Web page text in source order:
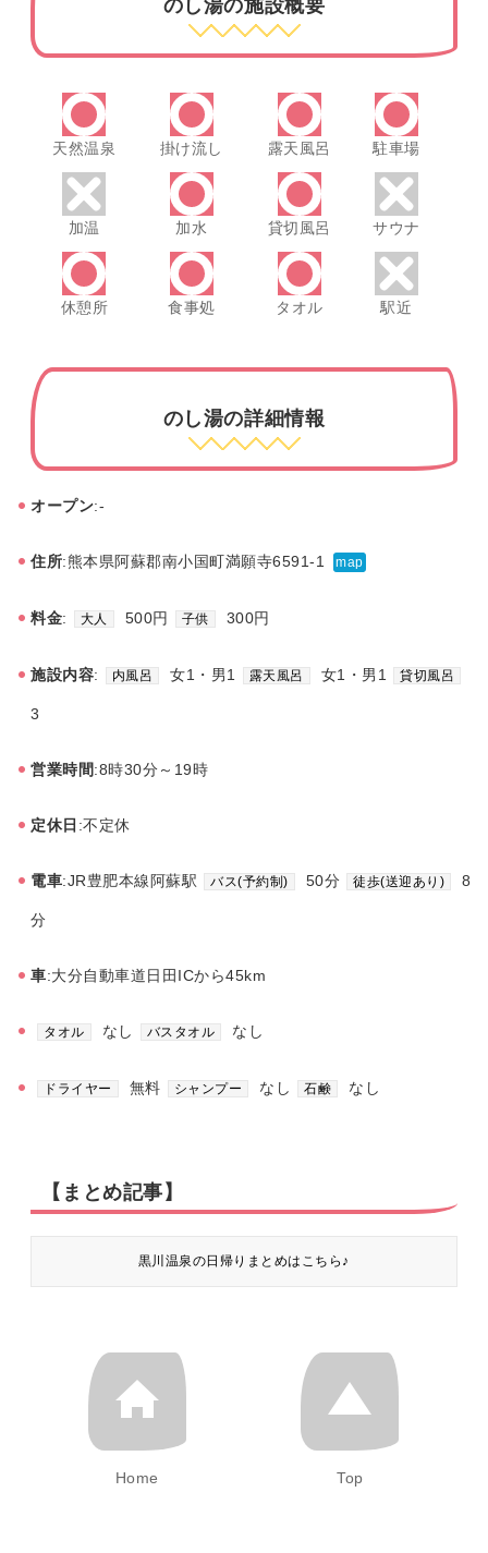
のし湯の施設概要
天然温泉 掛け流し 露天風呂 駐車場
加温 加水 貸切風呂 サウナ
休憩所 食事処 タオル 駅近
のし湯の詳細情報
オープン:-
住所:熊本県阿蘇郡南小国町満願寺6591-1 map
料金: 大人 500円 子供 300円
施設内容: 内風呂 女1・男1 露天風呂 女1・男1 貸切風呂
3
営業時間:8時30分～19時
定休日 :不定休
電車:JR豊肥本線阿蘇駅 バス(予約制) 50分 徒歩(送迎あり) 8
分
車:大分自動車道日田ICから45km
タオル なし バスタオル なし
ドライヤー 無料 シャンプー なし 石鹸 なし
【まとめ記事】
黒川温泉の日帰りまとめはこちら♪
Home Top